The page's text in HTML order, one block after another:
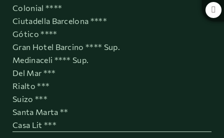
Colonial ****
Ciutadella Barcelona ****
Gótico ****
Gran Hotel Barcino **** Sup.
Medinaceli **** Sup.
Del Mar ***
Rialto ***
Suizo ***
Santa Marta **
Casa Lit ***